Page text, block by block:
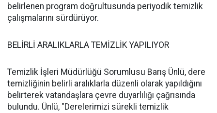
belirlenen program doğrultusunda periyodik temizlik
çalışmalarını sürdürüyor.
BELİRLİ ARALIKLARLA TEMİZLİK YAPILIYOR
Temizlik İşleri Müdürlüğü Sorumlusu Barış Ünlü, dere
temizliğinin belirli aralıklarla düzenli olarak yapıldığını
belirterek vatandaşlara çevre duyarlılığı çağrısında
bulundu. Ünlü, "Derelerimizi sürekli temizlik